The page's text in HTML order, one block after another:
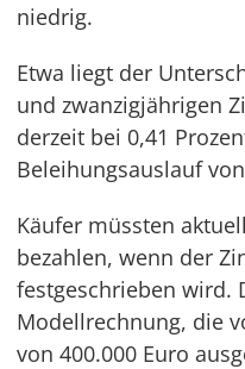
niedrig.
Etwa liegt der
und zwanzigjährigen
derzeit bei 0,41
Beleihungsauslauf
Käufer müssten
bezahlen, wenn der
festgeschrieben wird.
Modellrechnung, die
von 400.000 Euro